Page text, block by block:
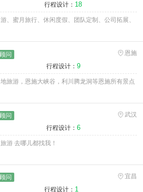
行程设计： 18
、蜜月旅行、休闲度假、团队定制、公司拓展、
问
恩施
行程设计： 9
旅游，恩施大峡谷，利川腾龙洞等恩施所有景点
问
武汉
行程设计： 6
游 去哪儿都找我！
问
宜昌
行程设计： 1